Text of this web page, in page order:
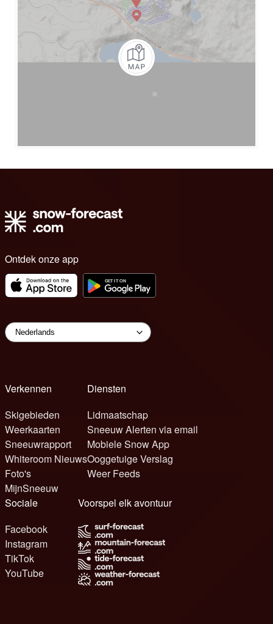
Ontdek onze app
Verkennen
Skigebieden
Weerkaarten
Sneeuwrapport
Whiteroom Nieuws
Foto's
MijnSneeuw
Diensten
Lidmaatschap
Sneeuw Alerten via email
Mobiele Snow App
Ooggetuige Verslag
Weer Feeds
Sociale
Facebook
Instagram
TikTok
YouTube
Voorspel elk avontuur